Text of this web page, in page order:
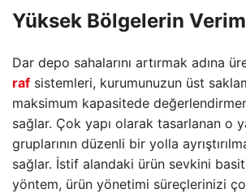
Yüksek Bölgelerin
Dar depo sahalarını artırmak adına
raf sistemleri, kurumunuzun üst
maksimum kapasitede
sağlar. Çok yapı olarak tasarlanan o
gruplarının düzenli bir yolla
sağlar. İstif alandaki ürün sevkini
yöntem, ürün yönetimi süreçlerinizi